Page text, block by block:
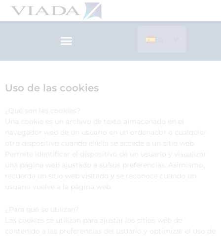
ES
Uso de las cookies
¿Qué son las cookies?
Una cookie es un archivo de texto almacenado en el
navegador web de un usuario en un ordenador o cualquier
otro dispositivo cuando él/ella se accede a un sitio web.
Permite identificar el dispositivo de un usuario y visualizar
una página web ajustado a su/sus preferencias. Asimismo,
recuerda un sitio web visitado y se reconoce cuando un
usuario vuelve a la página web.
¿Para qué se utilizan?
Las cookies se utilizan para ajustar los sitios web de
contenido a las preferencias del usuario y optimizar el uso de